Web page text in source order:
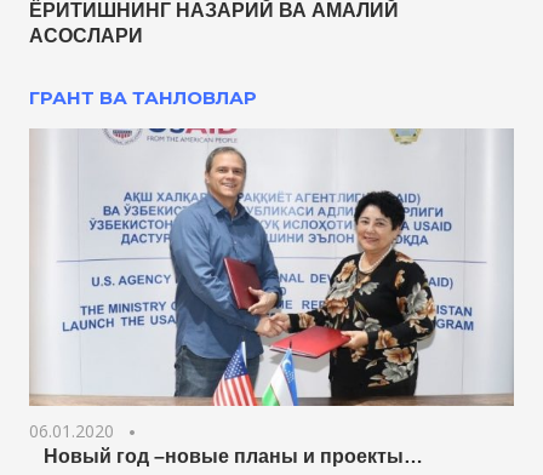
ЁРИТИШНИНГ НАЗАРИЙ ВА АМАЛИЙ
АСОСЛАРИ
ГРАНТ ВА ТАНЛОВЛАР
06.01.2020
Новый год –новые планы и проекты…